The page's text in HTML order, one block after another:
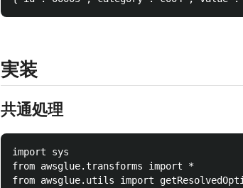
実装
共通処理
import sys
from awsglue.transforms import *
from awsglue.utils import